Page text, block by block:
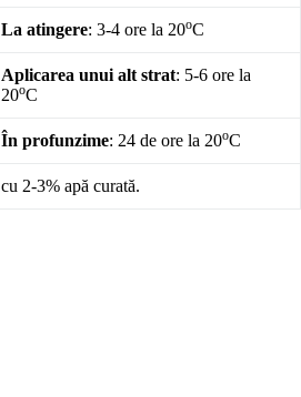
La atingere: 3-4 ore la 20oC
Aplicarea unui alt strat: 5-6 ore la
20oC
În profunzime: 24 de ore la 20oC
cu 2-3% apă curată.